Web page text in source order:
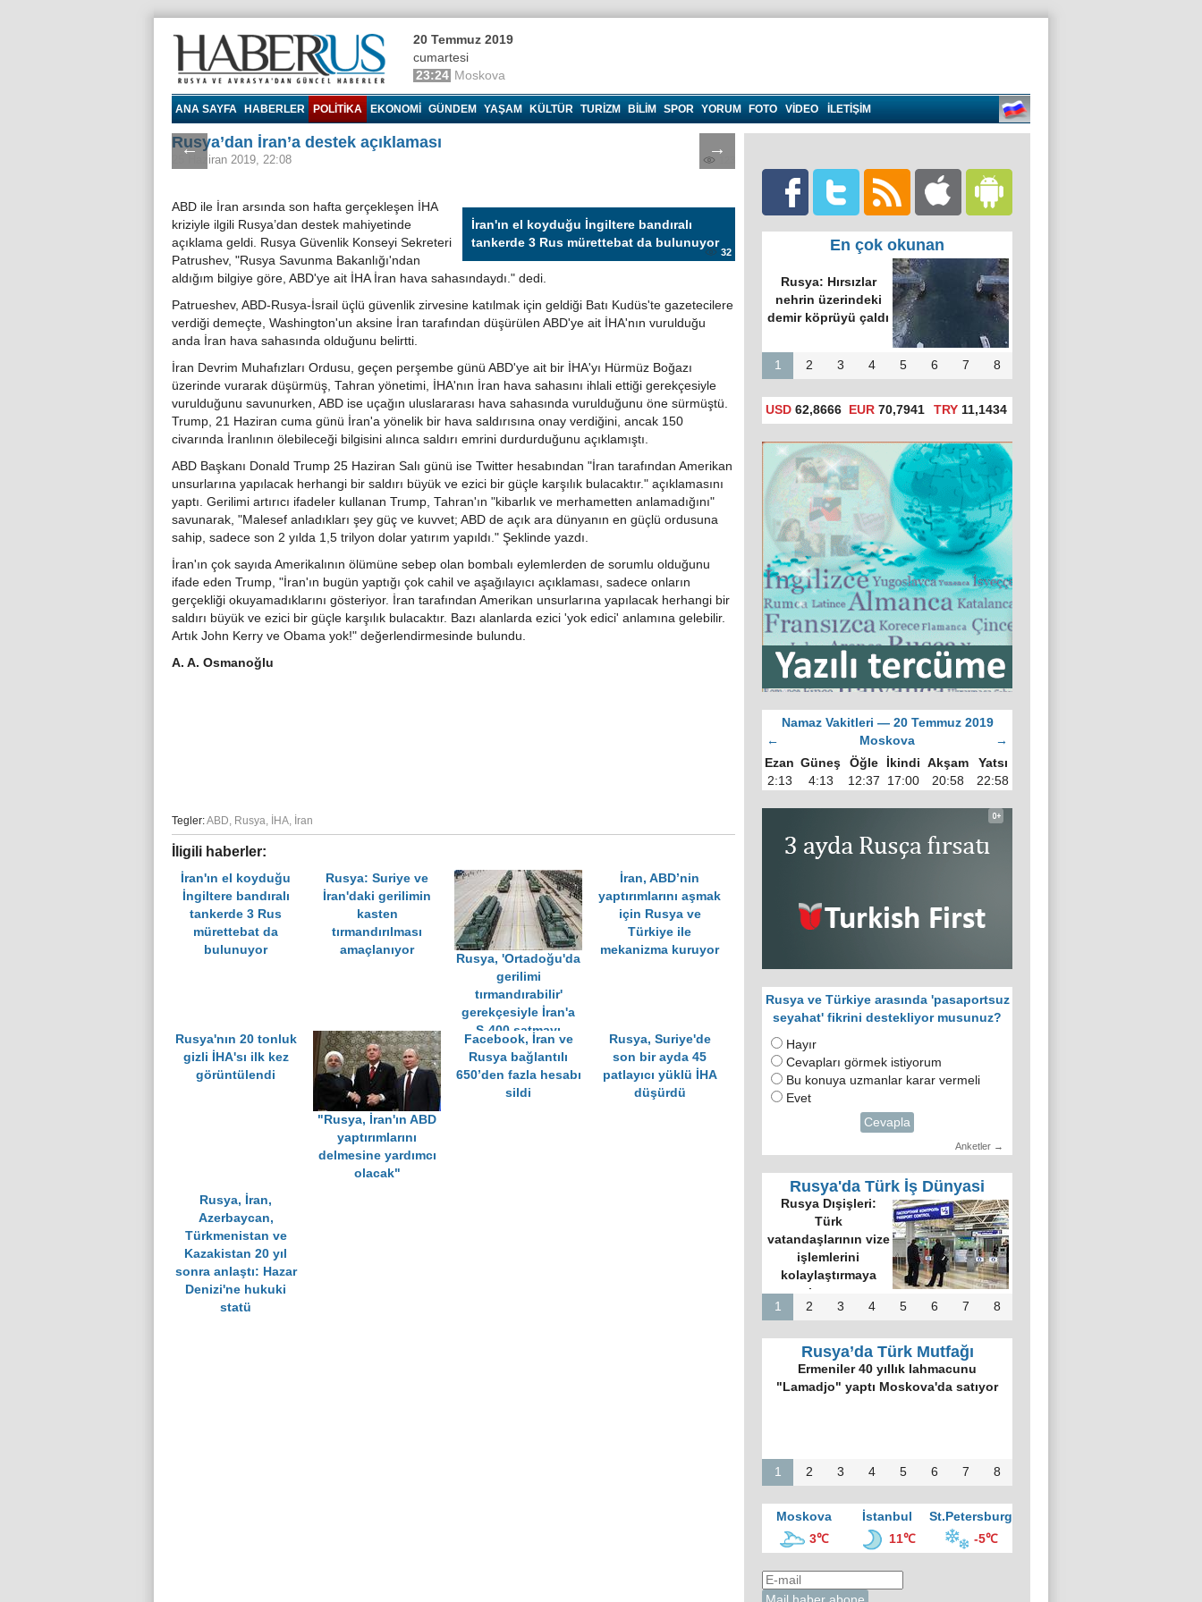
Haberrus.com
20 Temmuz 2019
cumartesi
23:24 Moskova
ANA SAYFA HABERLER POLITIKA EKONOMI GÜNDEM YAŞAM KÜLTÜR TURIZM BILIM SPOR YORUM FOTO VIDEO İLETİŞİM
← →
Rusya’dan İran’a destek açıklaması
25 Haziran 2019, 22:08
İran'ın el koyduğu İngiltere bandıralı
tankerde 3 Rus mürettebat da bulunuyor
32
ABD ile İran arsında son hafta gerçekleşen İHA
kriziyle ilgili Rusya’dan destek mahiyetinde
açıklama geldi. Rusya Güvenlik Konseyi Sekreteri
Patrushev, "Rusya Savunma Bakanlığı'ndan
aldığım bilgiye göre, ABD'ye ait İHA İran hava sahasındaydı." dedi.
Patrueshev, ABD-Rusya-İsrail üçlü güvenlik zirvesine katılmak için geldiği Batı Kudüs'te gazetecilere
verdiği demeçte, Washington'un aksine İran tarafından düşürülen ABD'ye ait İHA'nın vurulduğu
anda İran hava sahasında olduğunu belirtti.
İran Devrim Muhafızları Ordusu, geçen perşembe günü ABD'ye ait bir İHA'yı Hürmüz Boğazı
üzerinde vurarak düşürmüş, Tahran yönetimi, İHA'nın İran hava sahasını ihlali ettiği gerekçesiyle
vurulduğunu savunurken, ABD ise uçağın uluslararası hava sahasında vurulduğunu öne sürmüştü.
Trump, 21 Haziran cuma günü İran'a yönelik bir hava saldırısına onay verdiğini, ancak 150
civarında İranlının ölebileceği bilgisini alınca saldırı emrini durdurduğunu açıklamıştı.
ABD Başkanı Donald Trump 25 Haziran Salı günü ise Twitter hesabından "İran tarafından Amerikan
unsurlarına yapılacak herhangi bir saldırı büyük ve ezici bir güçle karşılık bulacaktır." açıklamasını
yaptı. Gerilimi artırıcı ifadeler kullanan Trump, Tahran'ın "kibarlık ve merhametten anlamadığını"
savunarak, "Malesef anladıkları şey güç ve kuvvet; ABD de açık ara dünyanın en güçlü ordusuna
sahip, sadece son 2 yılda 1,5 trilyon dolar yatırım yapıldı." Şeklinde yazdı.
İran'ın çok sayıda Amerikalının ölümüne sebep olan bombalı eylemlerden de sorumlu olduğunu
ifade eden Trump, "İran'ın bugün yaptığı çok cahil ve aşağılayıcı açıklaması, sadece onların
gerçekliği okuyamadıklarını gösteriyor. İran tarafından Amerikan unsurlarına yapılacak herhangi bir
saldırı büyük ve ezici bir güçle karşılık bulacaktır. Bazı alanlarda ezici 'yok edici' anlamına gelebilir.
Artık John Kerry ve Obama yok!" değerlendirmesinde bulundu.
A. A. Osmanoğlu
Tegler:ABD, Rusya, İHA, İran
İligili haberler:
İran'ın el koyduğu
İngiltere bandıralı
tankerde 3 Rus
mürettebat da
bulunuyor
Rusya: Suriye ve
İran'daki gerilimin
kasten
tırmandırılması
amaçlanıyor
Rusya, 'Ortadoğu'da
gerilimi
tırmandırabilir'
gerekçesiyle İran'a
S-400 satmayı
reddetti
İran, ABD’nin
yaptırımlarını aşmak
için Rusya ve
Türkiye ile
mekanizma kuruyor
Rusya'nın 20 tonluk
gizli İHA'sı ilk kez
görüntülendi
"Rusya, İran'ın ABD
yaptırımlarını
delmesine yardımcı
olacak"
Facebook, İran ve
Rusya bağlantılı
650’den fazla hesabı
sildi
Rusya, Suriye'de
son bir ayda 45
patlayıcı yüklü İHA
düşürdü
Rusya, İran,
Azerbaycan,
Türkmenistan ve
Kazakistan 20 yıl
sonra anlaştı: Hazar
Denizi'ne hukuki
statü
En çok okunan
Rusya: Hırsızlar
nehrin üzerindeki
demir köprüyü çaldı
1 2 3 4 5 6 7 8
USD 62,8666 EUR 70,7941 TRY 11,1434
Namaz Vakitleri — 20 Temmuz 2019
←
Moskova
→
Ezan Güneş Öğle İkindi Akşam
Yatsı
2:13
4:13 12:37 17:00 20:58 22:58
Rusya ve Türkiye arasında 'pasaportsuz
seyahat' fikrini destekliyor musunuz?
Hayır
Cevapları görmek istiyorum
Bu konuya uzmanlar karar vermeli
Evet
Cevapla
Anketler →
Rusya'da Türk İş Dünyasi
Rusya Dışişleri:
Türk
vatandaşlarının vize
işlemlerini
kolaylaştırmaya
hazırız
1
2 3 4 5 6 7 8
Rusya’da Türk Mutfağı
Ermeniler 40 yıllık lahmacunu
"Lamadjo" yaptı Moskova'da satıyor
1 2 3 4 5 6 7 8
Moskova İstanbul
St.Petersburg
3℃
11℃ -5℃